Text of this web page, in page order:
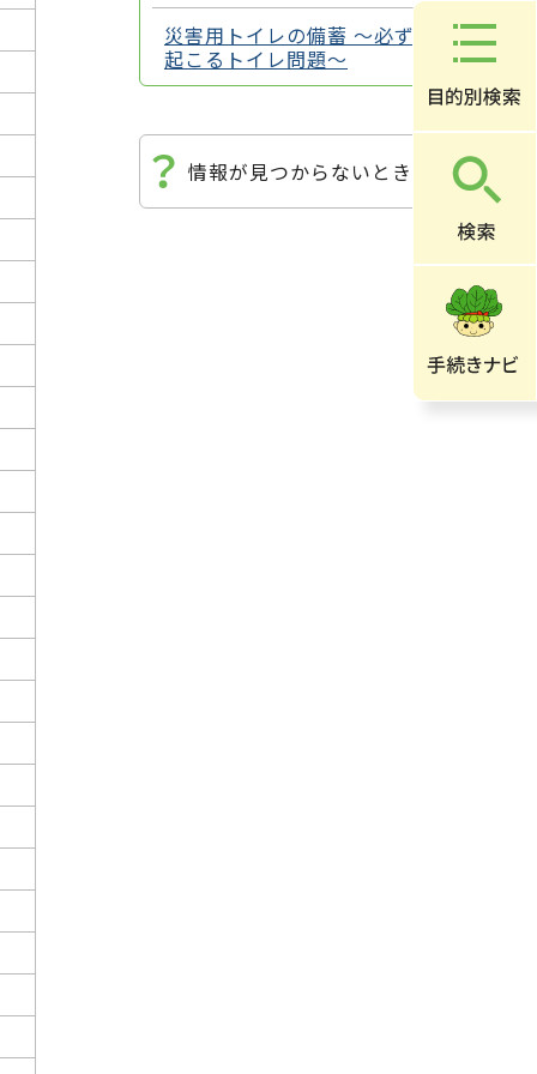
災害用トイレの備蓄 ～必ず
起こるトイレ問題～
情報が見つからないときは